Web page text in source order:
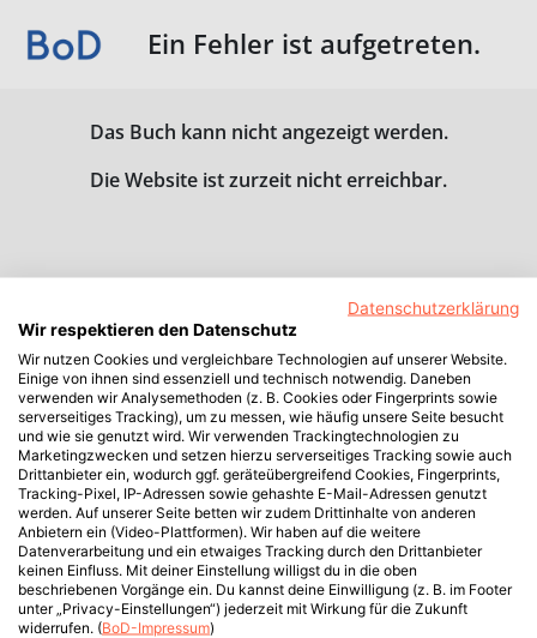
Ein Fehler ist aufgetreten.
Das Buch kann nicht angezeigt werden.
Die Website ist zurzeit nicht erreichbar.
Datenschutzerklärung
Wir respektieren den Datenschutz
Wir nutzen Cookies und vergleichbare Technologien auf unserer Website.
Einige von ihnen sind essenziell und technisch notwendig. Daneben
verwenden wir Analysemethoden (z. B. Cookies oder Fingerprints sowie
serverseitiges Tracking), um zu messen, wie häufig unsere Seite besucht
und wie sie genutzt wird. Wir verwenden Trackingtechnologien zu
Marketingzwecken und setzen hierzu serverseitiges Tracking sowie auch
Drittanbieter ein, wodurch ggf. geräteübergreifend Cookies, Fingerprints,
Tracking-Pixel, IP-Adressen sowie gehashte E-Mail-Adressen genutzt
werden. Auf unserer Seite betten wir zudem Drittinhalte von anderen
Anbietern ein (Video-Plattformen). Wir haben auf die weitere
Datenverarbeitung und ein etwaiges Tracking durch den Drittanbieter
keinen Einfluss. Mit deiner Einstellung willigst du in die oben
beschriebenen Vorgänge ein. Du kannst deine Einwilligung (z. B. im Footer
unter „Privacy-Einstellungen“) jederzeit mit Wirkung für die Zukunft
widerrufen. (BoD-Impressum)